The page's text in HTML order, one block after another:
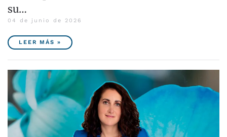
su…
04 de junio de 2026
LEER MÁS »